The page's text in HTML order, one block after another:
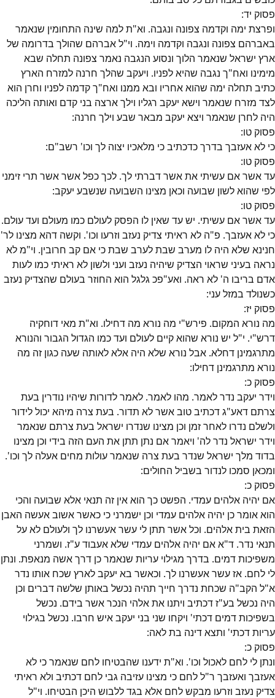
פסוק יד:
ופרצת ימה וקדמה צפונה ונגבה. וא"ת למה שינה התחומין שנאמר
באברהם צפונה ונגבה וקדמה וימה. וי"ל אברהם שהולך בדרומה של
ארץ ישראל שנאמר הלוך ונסוע הנגבה נאמר צפונה תחלה שבא
מימינו ואח"ך נגבה שהיא לפניו. ויעקב שהלך חרנה למזרח הארץ
כתיב תחלה ימה שהוא אחריו ובא ממנו ואח"ך קדמה לפניו וחרן הוא
לצד מזרח שנאמר וישא יעקב רגליו וילך ארצה בני קדם ואותה הליכה
היה לחרן שנאמר ויצא יעקב מבאר שבע וילך חרנה:
פסוק טו:
כי לא אעזבך בדרך כדכתיב כי מלאכיו יצוה לך וכו' רשב"ם:
פסוק טו:
עד אשר אם עשיתי את אשר דברתי לך. לכך כפל אשר אשר תרי זימני
לפי שהוא לשון שבועה וכאן מצינו השבועה שנשבע יעקב:
פסוק טו:
עד אשר אם עשיתי. יש עד שאין לו הפסק לעולם כמו מעולם ועד עולם.
כי לא אעזבך. פ"ה לא ראיתי צדיק נעזב וזרעו וכו'. וקשה דהא מצינו לר'
חנינא שלא היה לו מערב שבת לערב שבת כי אם קב חרובין. וי"מ לא
נראה בעיני שראוי הצדיק שיהיה נעזב ועני ולשון לא ראיתי כמו לעות
אדם בריבו ה' לא ראה. ואע"פכ גלגל הוא החוזר בעולם שהצדיק נעזב
כשנולד במזל עני:
פסוק יז:
מה נורא המקום. פירש"י מה נורא מה דחילו. וא"ת מאי דוחקיה
דרש"י. י"ל יש נורא שהוא קיים לעולם ועד כמו הגדול הגבור והנורא
מתרגמינן דחלא. אבל נורא שלא היה אלא לאותה שעה כגון זה מה
נורא מתרגמינן דחילו:
פסוק כ:
וידר יעקב נדר לאמר. מהו לאמר. לאמר לדורות שיהיו נודרין בעת
צרתם דאע"ג דכתיב טוב אשר לא תדור. בעת צרה מיהא יכול לידור
ולשלם נדרו לאחר זמן וכן מצינו שנדרו ישראל בעת צרתם שנאמר
וידר ישראל נדר לה' ויאמר אם נתן תתן את העם הזה בידי וכן מצינו
בדוד מלך ישראל שנדר בעת צרה שנאמר עולות מחים אעלה לך וכו'.
ומכאן סמכו לנדור בשביל החולים:
פסוק כ:
אם יהיה אלהים עמדי. הפשט כך הוא אין זה תנאי אלא שבועה והכי
הוא אומר כן יהיה אלהים עמדי וכן ישמרני כי כאשר אשוב אעשה האבן
הזאת בית אלהים. וכל אשר תתן לי עשר אעשרנו לך ולעולם לא על
תנאי נדר. ד"א אם יהיה אלהים עמדי שלא אעבוד ע"ז. ושמרני
משפיכות דמים. בדרך מגילוי עריות שנאמר כן דרך אשה מנאפת. ונתן
לי לחם. אז עשר אעשרנו לך. וכאשר בא יעקב לארץ שכח אותו נדר
א"ל הקב"ה שכחת נדרך חייך תהיה נכשל באותן שלשה דברים וכן
היה נכשל בע"ז דכתיב ויתנו את אלהי הנכר אשר בידם. נכשל
בשפיכות דמים דכתי' ויקחו שני בני יעקב איש חרבו. נכשל בגילוי
עריות דכתי' ותצא דינה בת לאה:
פסוק כ:
ונתן לי לחם לאכול וכו'. וא"ת ידענו שהבטיחו לחם שנאמר כי לא
אעזבך ואעזבך ר"ל לחם כי מצינו עזיבה גבי לחם דכתיב ולא ראיתי
צדיק נעזב וזרעו מבקש לחם אלא בגד ללבוש היכן הבטיחו. וי"ל